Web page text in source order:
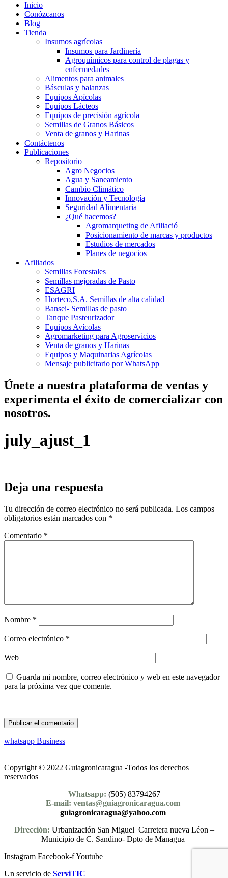
Inicio
Conózcanos
Blog
Tienda
Insumos agrícolas
Insumos para Jardinería
Agroquímicos para control de plagas y
enfermedades
Alimentos para animales
Básculas y balanzas
Equipos Apícolas
Equipos Lácteos
Equipos de precisión agrícola
Semillas de Granos Básicos
Venta de granos y Harinas
Contáctenos
Publicaciones
Repositorio
Agro Negocios
Agua y Saneamiento
Cambio Climático
Innovación y Tecnología
Seguridad Alimentaria
¿Qué hacemos?
Agromarqueting de Afiliació
Posicionamiento de marcas y productos
Estudios de mercados
Planes de negocios
Afiliados
Semillas Forestales
Semillas mejoradas de Pasto
ESAGRI
Horteco,S.A. Semillas de alta calidad
Bansei- Semillas de pasto
Tanque Pasteurizador
Equipos Avícolas
Agromarketing para Agroservicios
Venta de granos y Harinas
Equipos y Maquinarias Agrícolas
Mensaje publicitario por WhatsApp
Únete a nuestra plataforma de ventas y
experimenta el éxito de comercializar con
nosotros.
july_ajust_1
Deja una respuesta
Tu dirección de correo electrónico no será publicada. Los campos
obligatorios están marcados con *
Comentario *
Nombre *
Correo electrónico *
Web
Guarda mi nombre, correo electrónico y web en este navegador
para la próxima vez que comente.
whatsapp Business
Copyright © 2022 Guiagronicaragua -Todos los derechos
reservados
Whatsapp: (505) 83794267
E-mail: ventas@guiagronicaragua.com
guiagronicaragua@yahoo.com
Dirección: Urbanización San Miguel Carretera nueva Léon –
Municipio de C. Sandino- Dpto de Managua
Instagram Facebook-fYoutube
Un servicio de ServiTIC